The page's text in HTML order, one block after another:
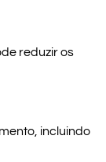
reduzir os
incluindo